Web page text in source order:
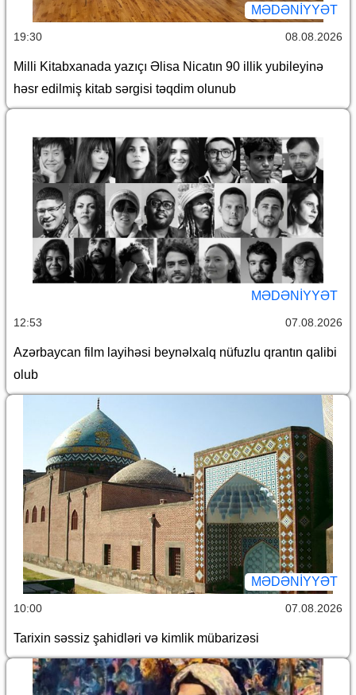
MƏDƏNIYYƏT
19:30 08.08.2026
Milli Kitabxanada yazıçı Əlisa Nicatın 90 illik yubileyinə
həsr edilmiş kitab sərgisi təqdim olunub
MƏDƏNIYYƏT
12:53 07.08.2026
Azərbaycan film layihəsi beynəlxalq nüfuzlu qrantın qalibi
olub
MƏDƏNIYYƏT
10:00 07.08.2026
Tarixin səssiz şahidləri və kimlik mübarizəsi